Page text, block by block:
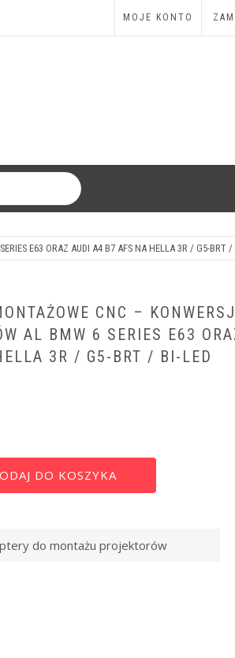
MOJE KONTO
E63 ORAZ AUDI A4 B7 AFS NA HELLA 3R / G5-BRT /
CNC –
AL BMW 6 SERIES E63
3R / G5-BRT / BI-LED
DO KOSZYKA
do montażu projektorów